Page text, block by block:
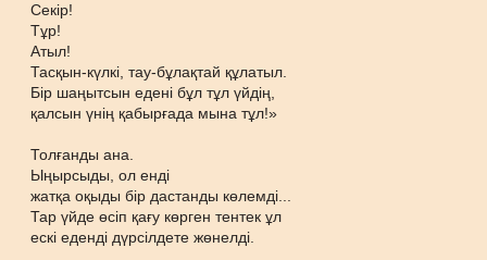
Секір!
Тұр!
Атыл!
Тасқын-күлкі, тау-бұлақтай құлатыл.
Бір шаңытсын едені бұл тұл үйдің,
қалсын үнің қабырғада мына тұл!»
Толғанды ана.
Ыңырсыды, ол енді
жатқа оқыды бір дастанды көлемді...
Тар үйде өсіп қағу көрген тентек ұл
ескі еденді дүрсілдете жөнелді.